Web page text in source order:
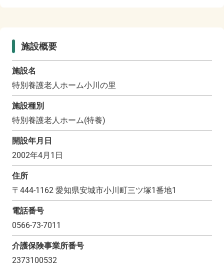
施設概要
施設名
特別養護老人ホーム小川の里
施設種別
特別養護老人ホーム(特養)
開設年月日
2002年4月1日
住所
〒 444-1162 愛知県安城市小川町三ツ塚1番地1
電話番号
0566-73-7011
介護保険事業所番号
2373100532